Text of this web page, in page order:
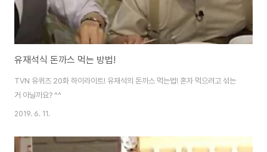
유재석식 돈까스 먹는 방법!
TVN 유퀴즈 20화 하이라이트! 유재석의 돈까스 먹는법! 혼자 먹으려고 섞는
거 아닐까요? ^^
2019. 6. 11.